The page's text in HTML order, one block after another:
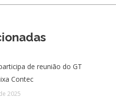
de reunião do GT
Contec
2025